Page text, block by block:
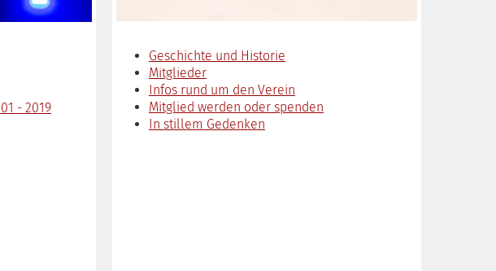
- 2019
Geschichte und Historie
Mitglieder
Infos rund um den Verein
Mitglied werden oder spenden
In stillem Gedenken